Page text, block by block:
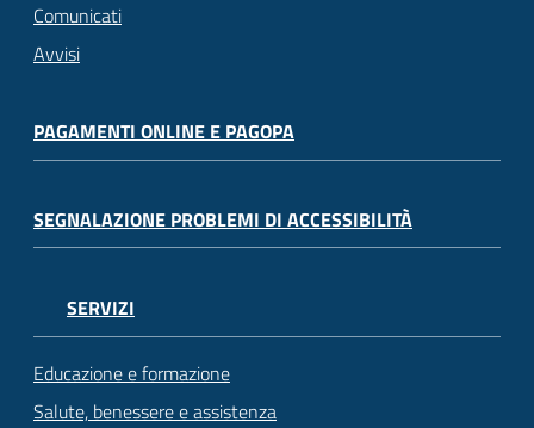
Comunicati
Avvisi
PAGAMENTI ONLINE E PAGOPA
SEGNALAZIONE PROBLEMI DI ACCESSIBILITÀ
SERVIZI
Educazione e formazione
Salute, benessere e assistenza